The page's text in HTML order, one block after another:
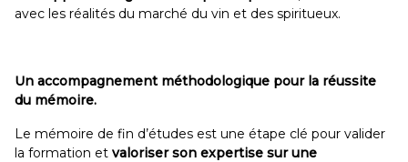
avec les réalités du marché du vin et des spiritueux.
Un accompagnement méthodologique pour la réussite
du mémoire.
Le mémoire de fin d’études est une étape clé pour valider
la formation et valoriser son expertise sur une